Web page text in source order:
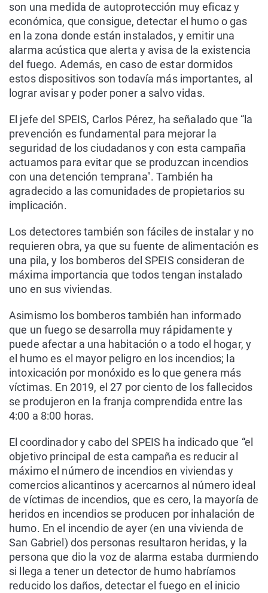
son una medida de autoprotección muy eficaz y
económica, que consigue, detectar el humo o gas
en la zona donde están instalados, y emitir una
alarma acústica que alerta y avisa de la existencia
del fuego. Además, en caso de estar dormidos
estos dispositivos son todavía más importantes, al
lograr avisar y poder poner a salvo vidas.
El jefe del SPEIS, Carlos Pérez, ha señalado que “la
prevención es fundamental para mejorar la
seguridad de los ciudadanos y con esta campaña
actuamos para evitar que se produzcan incendios
con una detención temprana". También ha
agradecido a las comunidades de propietarios su
implicación.
Los detectores también son fáciles de instalar y no
requieren obra, ya que su fuente de alimentación es
una pila, y los bomberos del SPEIS consideran de
máxima importancia que todos tengan instalado
uno en sus viviendas.
Asimismo los bomberos también han informado
que un fuego se desarrolla muy rápidamente y
puede afectar a una habitación o a todo el hogar, y
el humo es el mayor peligro en los incendios; la
intoxicación por monóxido es lo que genera más
víctimas. En 2019, el 27 por ciento de los fallecidos
se produjeron en la franja comprendida entre las
4:00 a 8:00 horas.
El coordinador y cabo del SPEIS ha indicado que “el
objetivo principal de esta campaña es reducir al
máximo el número de incendios en viviendas y
comercios alicantinos y acercarnos al número ideal
de víctimas de incendios, que es cero, la mayoría de
heridos en incendios se producen por inhalación de
humo. En el incendio de ayer (en una vivienda de
San Gabriel) dos personas resultaron heridas, y la
persona que dio la voz de alarma estaba durmiendo
si llega a tener un detector de humo habríamos
reducido los daños, detectar el fuego en el inicio